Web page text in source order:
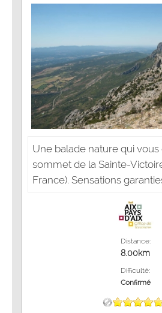
Une balade nature qui vous
sommet de la Sainte-
France). Sensations
Distance:
8.00km
Difficulté:
Confirmé